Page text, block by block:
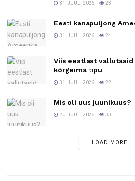
31. JUULI 2026 23
Eesti kanapuljong
31. JUULI 2026 24
Viis eestlast vallutasid
kõrgeima tipu
31. JUULI 2026 22
Mis oli uus juunikuus?
20. JUULI 2026 33
LOAD MORE